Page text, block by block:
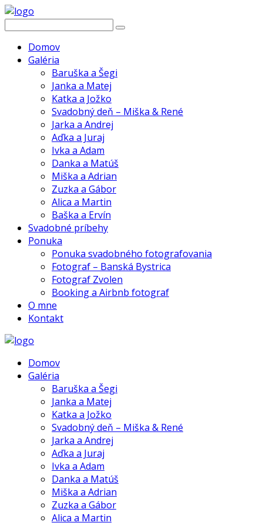
Domov
Galéria
Baruška a Šegi
Janka a Matej
Katka a Jožko
Svadobný deň – Miška & René
Jarka a Andrej
Aďka a Juraj
Ivka a Adam
Danka a Matúš
Miška a Adrian
Zuzka a Gábor
Alica a Martin
Baška a Ervín
Svadobné príbehy
Ponuka
Ponuka svadobného fotografovania
Fotograf – Banská Bystrica
Fotograf Zvolen
Booking a Airbnb fotograf
O mne
Kontakt
Domov
Galéria
Baruška a Šegi
Janka a Matej
Katka a Jožko
Svadobný deň – Miška & René
Jarka a Andrej
Aďka a Juraj
Ivka a Adam
Danka a Matúš
Miška a Adrian
Zuzka a Gábor
Alica a Martin